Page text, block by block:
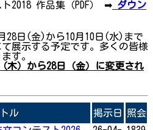
2018 作品集（PDF） ➡ ダウン
28日(金)から10月10日(水)まで
展示する予定です。多くの皆様
す。
木）から28日（金）に変更され
ル 掲示日 照会